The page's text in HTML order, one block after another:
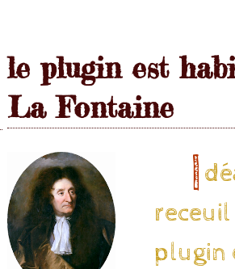
le plugin est
La Fontaine
I
plugin